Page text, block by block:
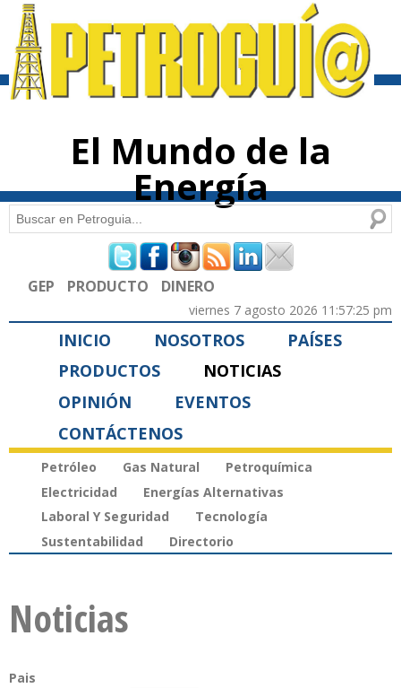
contenido
El Mundo de la
Energía
Formulario de búsqueda
Buscar
GEP PRODUCTO DINERO
viernes 7 agosto 2026 11:57:25 pm
INICIO NOSOTROS
PAÍSES
PRODUCTOS
NOTICIAS
OPINIÓN
EVENTOS
CONTÁCTENOS
Petróleo Gas Natural
Petroquímica
Electricidad
Energías Alternativas
Laboral Y Seguridad
Tecnología
Sustentabilidad
Directorio
Noticias
Pais